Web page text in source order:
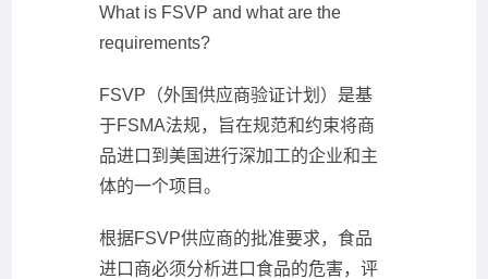
What is FSVP and what are the
requirements?
FSVP（外国供应商验证计划）是基
于FSMA法规，旨在规范和约束将商
品进口到美国进行深加工的企业和主
体的一个项目。
根据FSVP供应商的批准要求，食品
进口商必须分析进口食品的危害，评